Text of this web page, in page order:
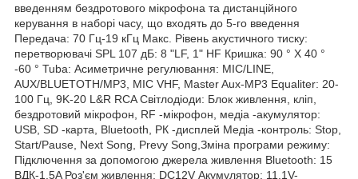
введенням бездротового мікрофона та дистанційного
керування в наборі часу, що входять до 5-го введення
Передача: 70 Гц-19 кГц Макс. Рівень акустичного тиску:
перетворювачі SPL 107 дБ: 8 "LF, 1" HF Кришка: 90 ° X 40 °
-60 ° Tuba: Асиметричне регулювання: MIC/LINE,
AUX/BLUETOTH/MP3, MIC VHF, Master Aux-MP3 Equaliter: 20-
100 Гц, 9K-20 L&R RCA Світлодіоди: Блок живлення, кліп,
бездротовий мікрофон, RF -мікрофон, медіа -акумулятор:
USB, SD -карта, Bluetooth, РК -дисплей Медіа -контроль: Stop,
Start/Pause, Next Song, Prevy Song,Зміна програми режиму:
Підключення за допомогою джерела живлення Bluetooth: 15
ВДК-1.5A Роз'єм живлення: DC12V Акумулятор: 11.1V-